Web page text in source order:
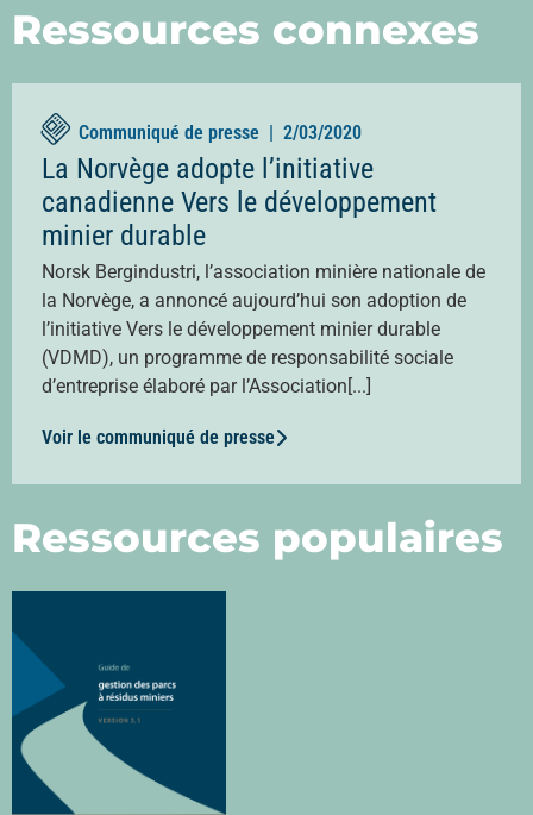
Ressources connexes
Communiqué de presse | 2/03/2020
La Norvège adopte l’initiative
canadienne Vers le développement
minier durable
Norsk Bergindustri, l’association minière nationale de
la Norvège, a annoncé aujourd’hui son adoption de
l’initiative Vers le développement minier durable
(VDMD), un programme de responsabilité sociale
d’entreprise élaboré par l’Association[...]
Voir le communiqué de presse
Ressources populaires